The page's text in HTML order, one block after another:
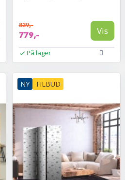
839,-
779,- Vis
På lager
NY TILBUD